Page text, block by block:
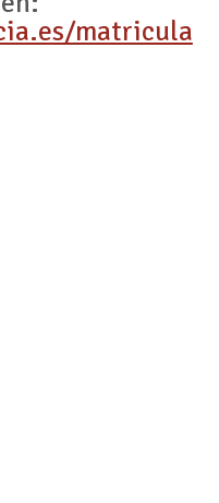
matricula